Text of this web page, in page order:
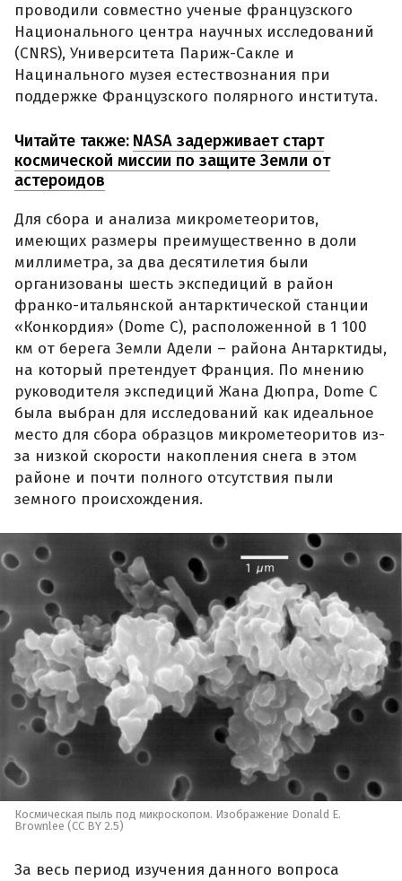
проводили совместно ученые французского
Национального центра научных исследований
(CNRS), Университета Париж-Сакле и
Нацинального музея естествознания при
поддержке Французского полярного института.
Читайте также: NASA задерживает старт
космической миссии по защите Земли от
астероидов
Для сбора и анализа микрометеоритов,
имеющих размеры преимущественно в доли
миллиметра, за два десятилетия были
организованы шесть экспедиций в район
франко-итальянской антарктической станции
«Конкордия» (Dome C), расположенной в 1 100
км от берега Земли Адели – района Антарктиды,
на который претендует Франция. По мнению
руководителя экспедиций Жана Дюпра, Dome C
была выбран для исследований как идеальное
место для сбора образцов микрометеоритов из-
за низкой скорости накопления снега в этом
районе и почти полного отсутствия пыли
земного происхождения.
Космическая пыль под микроскопом. Изображение Donald E.
Brownlee (CC BY 2.5)
За весь период изучения данного вопроса